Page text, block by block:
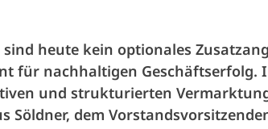
heute kein optionales
für nachhaltigen Geschäftserfolg.
und strukturierten
Söldner, dem